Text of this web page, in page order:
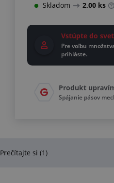
Skladom 2,00 ks
Vstúpte do
Pre voľbu
prihláste.
Produkt
Spájanie pásov
Prečítajte si (1)